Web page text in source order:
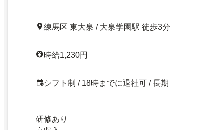
練馬区 東大泉 / 大泉学園駅 徒歩3分
時給1,230円
シフト制 / 18時までに退社可 / 長期
研修あり